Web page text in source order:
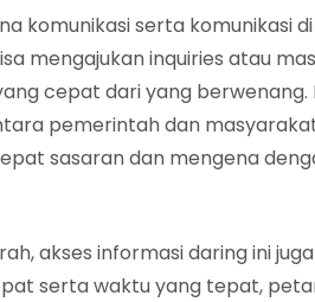
komunikasi serta komunikasi
mengajukan inquiries atau
cepat dari yang berwenang.
pemerintah dan
sasaran dan mengena
akses informasi daring ini
serta waktu yang tepat,